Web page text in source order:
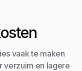
vaak te maken
verzuim en lagere